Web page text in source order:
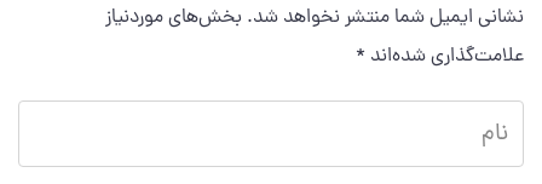
نشانی ایمیل شما منتشر نخواهد شد. بخش‌های موردنیاز
علامت‌گذاری شده‌اند *